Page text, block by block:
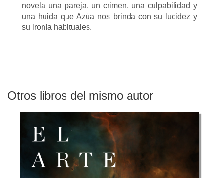
novela una pareja, un crimen, una culpabilidad y
una huida que Azúa nos brinda con su lucidez y
su ironía habituales.
Otros libros del mismo autor